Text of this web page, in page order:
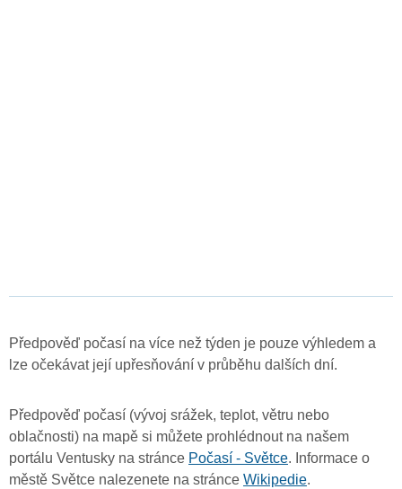
Předpověď počasí na více než týden je pouze výhledem a
lze očekávat její upřesňování v průběhu dalších dní.
Předpověď počasí (vývoj srážek, teplot, větru nebo
oblačnosti) na mapě si můžete prohlédnout na našem
portálu Ventusky na stránce Počasí - Světce. Informace o
městě Světce nalezenete na stránce Wikipedie.